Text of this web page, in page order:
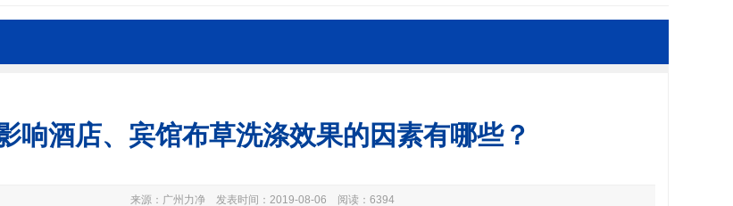
响酒店、宾馆布草洗涤效果的因素有哪些？
来源：广州力净 发表时间：2019-08-06 阅读：6394